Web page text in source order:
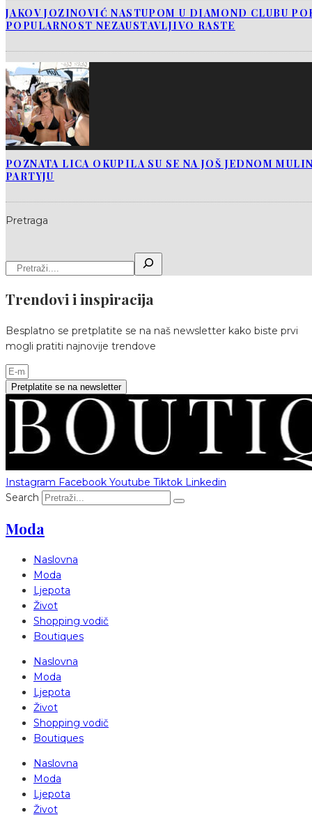
JAKOV JOZINOVIĆ NASTUPOM U DIAMOND CLUBU
POPULARNOST NEZAUSTAVLJIVO RASTE
POZNATA LICA OKUPILA SU SE NA JOŠ JEDNOM
PARTYJU
Pretraga
Trendovi i inspiracija
Besplatno se pretplatite se na naš newsletter kako biste prvi
mogli pratiti najnovije trendove
Pretplatite se na newsletter
Instagram Facebook Youtube Tiktok Linkedin
Search
Moda
Naslovna
Moda
Ljepota
Život
Shopping vodič
Boutiques
Naslovna
Moda
Ljepota
Život
Shopping vodič
Boutiques
Naslovna
Moda
Ljepota
Život